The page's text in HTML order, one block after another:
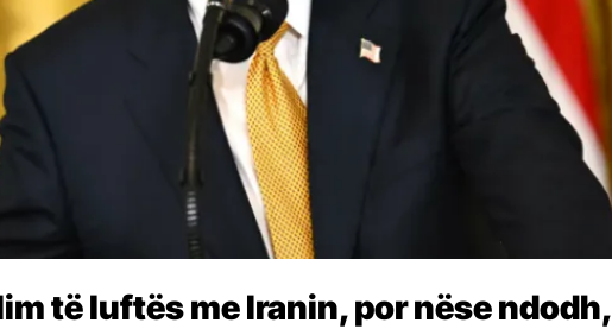
të luftës me Iranin, por nëse ndodh,